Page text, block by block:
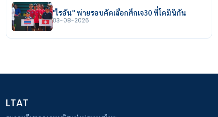
"ไรอัน" พ่ายรอบคัดเลือกศึกเจ30 ที่โดมินิกัน
03-08-2026
LTAT